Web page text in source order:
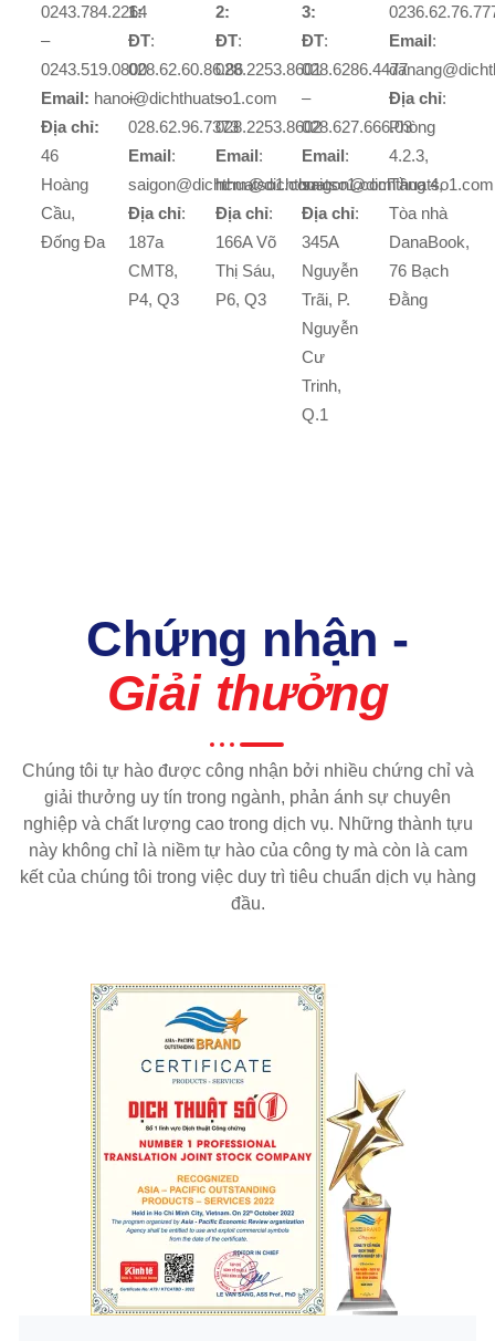
0243.784.2264
–
0243.519.0800
Email: hanoi@dichthuatso1.com
Địa chỉ:
46
Hoàng
Cầu,
Đống Đa
1:
ĐT:
028.62.60.86.86
–
028.62.96.7373
Email:
saigon@dichthuatso1.com
Địa chỉ:
187a
CMT8,
P4, Q3
2:
ĐT:
028.2253.8601
–
028.2253.8602
Email:
hcm@dichthuatso1.com
Địa chỉ:
166A Võ
Thị Sáu,
P6, Q3
3:
ĐT:
028.6286.4477
–
028.627.666.03
Email:
saigon@dichthuatso1.com
Địa chỉ:
345A
Nguyễn
Trãi, P.
Nguyễn
Cư
Trinh,
Q.1
Email:
Địa chỉ:
Phòng
4.2.3,
Tầng 4,
Tòa nhà
DanaBook,
76 Bạch
Đằng
Chứng nhận -
Giải thưởng
Chúng tôi tự hào được công nhận bởi nhiều chứng chỉ và
giải thưởng uy tín trong ngành, phản ánh sự chuyên
nghiệp và chất lượng cao trong dịch vụ. Những thành tựu
này không chỉ là niềm tự hào của công ty mà còn là cam
kết của chúng tôi trong việc duy trì tiêu chuẩn dịch vụ hàng
đầu.